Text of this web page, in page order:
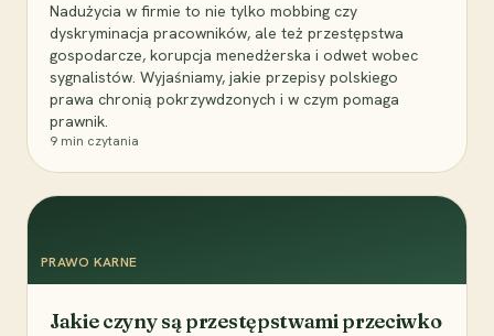
Nadużycia w firmie to nie tylko mobbing czy
dyskryminacja pracowników, ale też przestępstwa
gospodarcze, korupcja menedżerska i odwet wobec
sygnalistów. Wyjaśniamy, jakie przepisy polskiego
prawa chronią pokrzywdzonych i w czym pomaga
prawnik.
9 min czytania
PRAWO KARNE
Jakie czyny są przestępstwami przeciwko